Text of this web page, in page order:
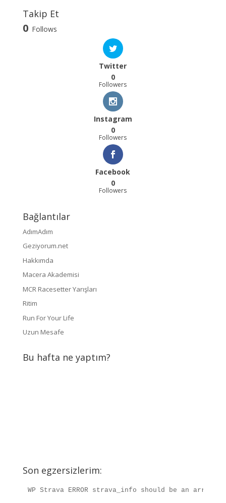
Takip Et
0 Follows
Twitter
0
Followers
Instagram
0
Followers
Facebook
0
Followers
Bağlantılar
AdımAdım
Geziyorum.net
Hakkımda
Macera Akademisi
MCR Racesetter Yarışları
Ritim
Run For Your Life
Uzun Mesafe
Bu hafta ne yaptım?
Son egzersizlerim:
WP Strava ERROR strava_info should be an